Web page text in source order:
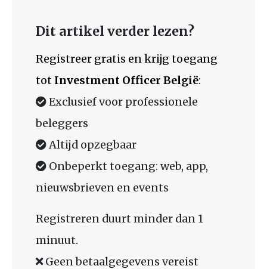
Dit artikel verder lezen?
Registreer gratis en krijg toegang
tot Investment Officer België:
Exclusief voor professionele
beleggers
Altijd opzegbaar
Onbeperkt toegang: web, app,
nieuwsbrieven en events
Registreren duurt minder dan 1
minuut.
Geen betaalgegevens vereist